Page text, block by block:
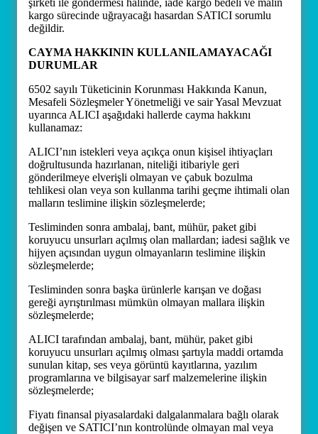
şirketi ile göndermesi halinde, iade kargo bedeli ve malın
kargo sürecinde uğrayacağı hasardan SATICI sorumlu
değildir.
CAYMA HAKKININ KULLANILAMAYACAĞI
DURUMLAR
6502 sayılı Tüketicinin Korunması Hakkında Kanun,
Mesafeli Sözleşmeler Yönetmeliği ve sair Yasal Mevzuat
uyarınca ALICI aşağıdaki hallerde cayma hakkını
kullanamaz:
ALICI’nın istekleri veya açıkça onun kişisel ihtiyaçları
doğrultusunda hazırlanan, niteliği itibariyle geri
gönderilmeye elverişli olmayan ve çabuk bozulma
tehlikesi olan veya son kullanma tarihi geçme ihtimali olan
malların teslimine ilişkin sözleşmelerde;
Tesliminden sonra ambalaj, bant, mühür, paket gibi
koruyucu unsurları açılmış olan mallardan; iadesi sağlık ve
hijyen açısından uygun olmayanların teslimine ilişkin
sözleşmelerde;
Tesliminden sonra başka ürünlerle karışan ve doğası
gereği ayrıştırılması mümkün olmayan mallara ilişkin
sözleşmelerde;
ALICI tarafından ambalaj, bant, mühür, paket gibi
koruyucu unsurları açılmış olması şartıyla maddi ortamda
sunulan kitap, ses veya görüntü kayıtlarına, yazılım
programlarına ve bilgisayar sarf malzemelerine ilişkin
sözleşmelerde;
Fiyatı finansal piyasalardaki dalgalanmalara bağlı olarak
değişen ve SATICI’nın kontrolünde olmayan mal veya